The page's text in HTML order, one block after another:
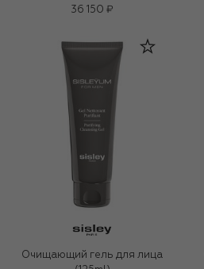
36 150 ₽
Очищающий гель для лица